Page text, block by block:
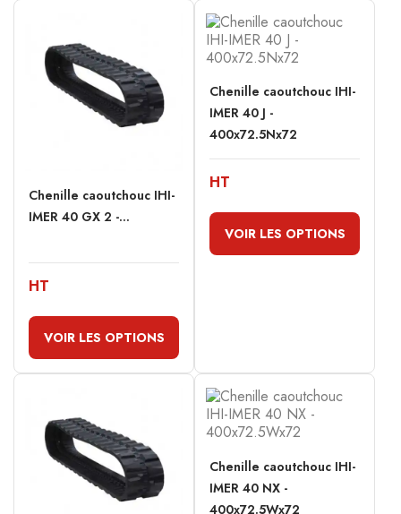
Chenille caoutchouc IHI-
IMER 40 GX 2 -...
HT
VOIR LES OPTIONS
Chenille caoutchouc IHI-
IMER 40 J -
400x72.5Nx72
HT
VOIR LES OPTIONS
Chenille caoutchouc IHI-
IMER 40 NX -
400x72.5Wx72